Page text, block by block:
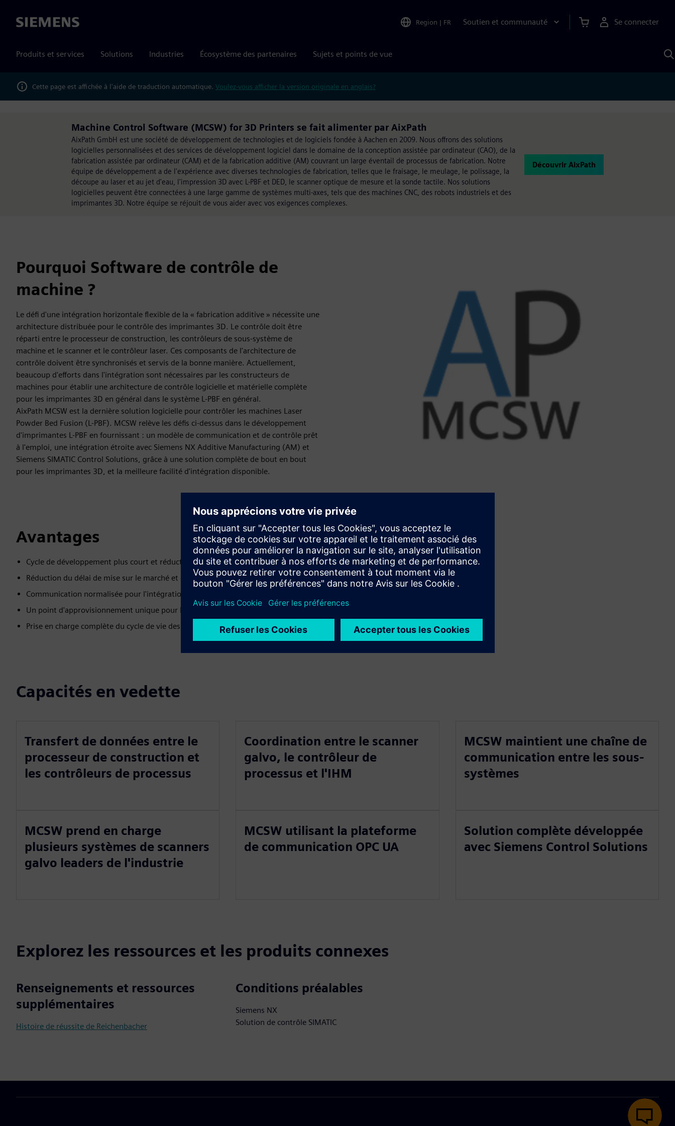
Siemens Region | FR Soutien et communauté Se connecter
Produits et services Solutions Industries Écosystème des partenaires Sujets et points de vue
Cette page est affichée à l'aide de traduction automatique. Voulez-vous afficher la version originale en anglais?
Machine Control Software (MCSW) for 3D Printers se fait alimenter par AixPath
AixPath GmbH est une société de développement de technologies et de logiciels fondée à Aachen en 2009. Nous offrons des solutions
logicielles personnalisées et des services de développement logiciel dans le domaine de la conception assistée par ordinateur (CAO), de la
fabrication assistée par ordinateur (CAM) et de la fabrication additive (AM) couvrant un large éventail de processus de fabrication. Notre
équipe de développement a de l'expérience avec diverses technologies de fabrication, telles que le fraisage, le meulage, le polissage, la
découpe au laser et au jet d'eau, l'impression 3D avec L-PBF et DED, le scanner optique de mesure et la sonde tactile. Nos solutions
logicielles peuvent être connectées à une large gamme de systèmes multi-axes, tels que des machines CNC, des robots industriels et des
imprimantes 3D. Notre équipe se réjouit de vous aider avec vos exigences complexes.
Découvrir AixPath
Pourquoi Software de contrôle de
machine ?
Le défi d'une intégration horizontale flexible de la « fabrication additive » nécessite une
architecture distribuée pour le contrôle des imprimantes 3D. Le contrôle doit être
réparti entre le processeur de construction, les contrôleurs de sous-système de
machine et le scanner et le contrôleur laser. Ces composants de l'architecture de
contrôle doivent être synchronisés et servis de la bonne manière. Actuellement,
beaucoup d'efforts dans l'intégration sont nécessaires par les constructeurs de
machines pour établir une architecture de contrôle logicielle et matérielle complète
pour les imprimantes 3D en général dans le système L-PBF en général.
AixPath MCSW est la dernière solution logicielle pour contrôler les machines Laser
Powder Bed Fusion (L-PBF). MCSW relève les défis ci-dessus dans le développement
d'imprimantes L-PBF en fournissant : un modèle de communication et de contrôle prêt
à l'emploi, une intégration étroite avec Siemens NX Additive Manufacturing (AM) et
Siemens SIMATIC Control Solutions, grâce à une solution complète de bout en bout
pour les imprimantes 3D, et la meilleure facilité d'intégration disponible.
Avantages
Cycle de développement plus court et réduction des efforts de développement de prototypes
Réduction du délai de mise sur le marché et démarrage anticipé grâce à l'optimisation du processus d'impression 3D
Communication normalisée pour l'intégration verticale
Un point d'approvisionnement unique pour la solution logicielle de contrôle
Prise en charge complète du cycle de vie des composants
Capacités en vedette
Transfert de données entre le
processeur de construction et
les contrôleurs de processus
Coordination entre le scanner
galvo, le contrôleur de
processus et l'IHM
MCSW maintient une chaîne de
communication entre les sous-
systèmes
MCSW prend en charge
plusieurs systèmes de scanners
galvo leaders de l'industrie
MCSW utilisant la plateforme
de communication OPC UA
Solution complète développée
avec Siemens Control Solutions
Explorez les ressources et les produits connexes
Renseignements et ressources
supplémentaires
Histoire de réussite de Reichenbacher
Conditions préalables
Siemens NX
Solution de contrôle SIMATIC